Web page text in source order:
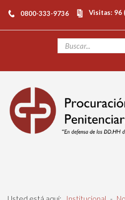
0800-333-9736 Visitas: 96